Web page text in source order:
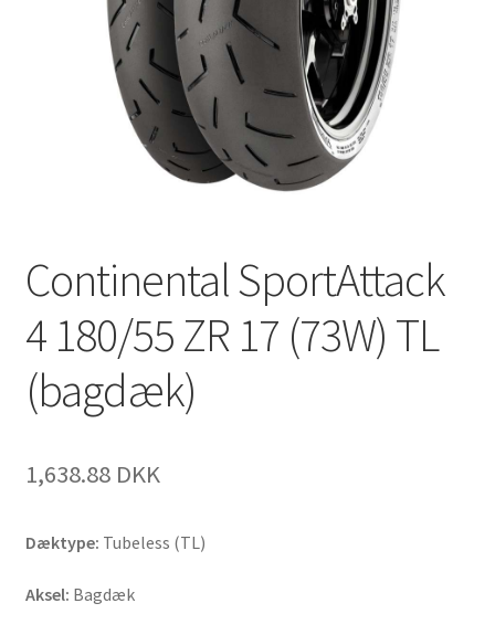
Continental SportAttack
4 180/55 ZR 17 (73W) TL
(bagdæk)
1,638.88 DKK
Dæktype: Tubeless (TL)
Aksel: Bagdæk